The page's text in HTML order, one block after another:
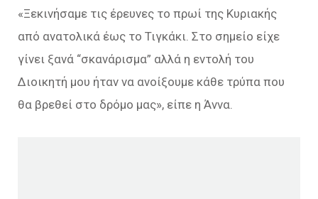
«Ξεκινήσαμε τις έρευνες το πρωί της Κυριακής
από ανατολικά έως το Τιγκάκι. Στο σημείο είχε
γίνει ξανά “σκανάρισμα” αλλά η εντολή του
Διοικητή μου ήταν να ανοίξουμε κάθε τρύπα που
θα βρεθεί στο δρόμο μας», είπε η Άννα.